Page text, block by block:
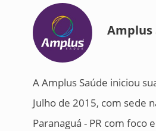
Amplus
A Amplus Saúde iniciou
Julho de 2015, com sede
Paranaguá - PR com foco